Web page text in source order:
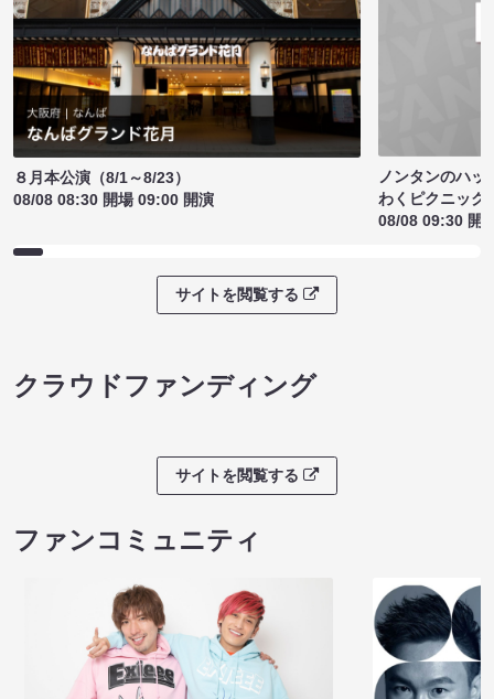
８月本公演（8/1～8/23）
08/08 08:30 開場 09:00 開演
ノンタンのハッ
わくピクニック
08/08 09:30 開
サイトを閲覧する
クラウドファンディング
サイトを閲覧する
ファンコミュニティ